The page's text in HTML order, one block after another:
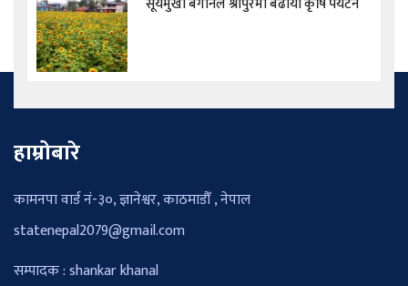
हाम्रोबारे
कामनपा वार्ड नं-३०, ज्ञानेश्वर, काठमाडौँ , नेपाल
statenepal2079@gmail.com
सम्पादक : shankar khanal